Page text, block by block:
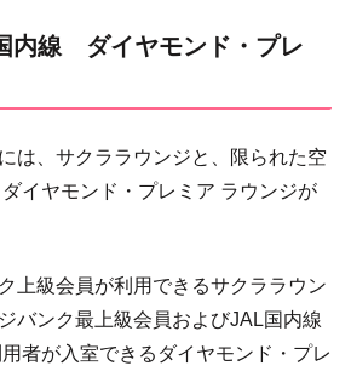
内線 ダイヤモンド・プレ
は、サクララウンジと、限られた空
イヤモンド・プレミア ラウンジが
上級会員が利用できるサクララウン
バンク最上級会員およびJAL国内線
者が入室できるダイヤモンド・プレ